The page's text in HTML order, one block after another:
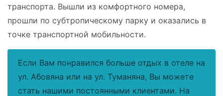
транспорта. Вышли из комфортного номера,
прошли по субтропическому парку и оказались в
точке транспортной мобильности.
Если Вам понравился больше отдых в отеле на
ул. Абовяна или на ул. Туманяна, Вы можете
стать нашими постоянными клиентами. На